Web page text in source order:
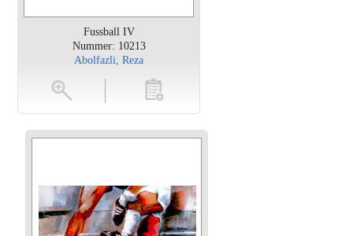
Fussball IV
Nummer: 10213
Abolfazli, Reza
toevoegen